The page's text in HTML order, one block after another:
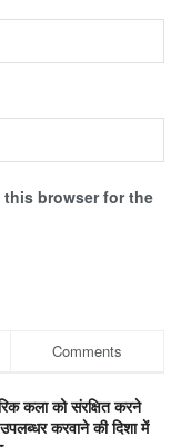
this browser for the
Comments
कला को संरक्षित करने
करवाने की दिशा में